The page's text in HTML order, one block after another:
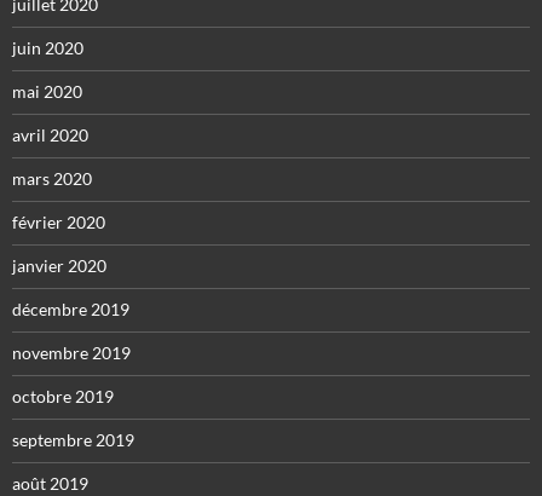
juillet 2020
juin 2020
mai 2020
avril 2020
mars 2020
février 2020
janvier 2020
décembre 2019
novembre 2019
octobre 2019
septembre 2019
août 2019